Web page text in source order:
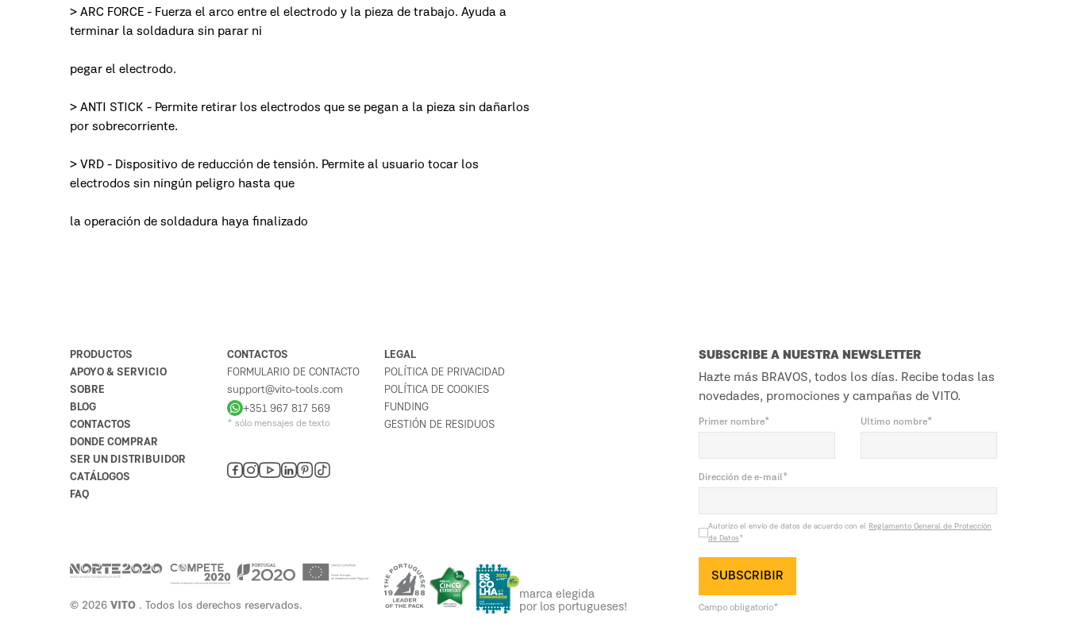
> ARC FORCE - Fuerza el arco entre el electrodo y la pieza de trabajo. Ayuda a
terminar la soldadura sin parar ni
pegar el electrodo.
> ANTI STICK - Permite retirar los electrodos que se pegan a la pieza sin dañarlos
por sobrecorriente.
> VRD - Dispositivo de reducción de tensión. Permite al usuario tocar los
electrodos sin ningún peligro hasta que
la operación de soldadura haya finalizado
PRODUCTOS
APOYO & SERVICIO
SOBRE
BLOG
CONTACTOS
DONDE COMPRAR
SER UN DISTRIBUIDOR
CATÁLOGOS
FAQ
CONTACTOS
FORMULARIO DE CONTACTO
support@vito-tools.com
+351 967 817 569
* sólo mensajes de texto
LEGAL
POLÍTICA DE PRIVACIDAD
POLÍTICA DE COOKIES
FUNDING
GESTIÓN DE RESIDUOS
SUBSCRIBE A NUESTRA NEWSLETTER
Hazte más BRAVOS, todos los días. Recibe todas las
novedades, promociones y campañas de VITO.
Primer nombre* Ultimo nombre*
Dirección de e-mail*
Autorizo el envío de datos de acuerdo con el Reglamento General de Protección
de Datos*
SUBSCRIBIR
Campo obligatorio*
marca elegida
por los portugueses!
© 2026 VITO . Todos los derechos reservados.